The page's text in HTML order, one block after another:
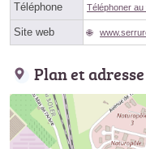
Téléphone Téléphoner au
Site web
Plan et adresse